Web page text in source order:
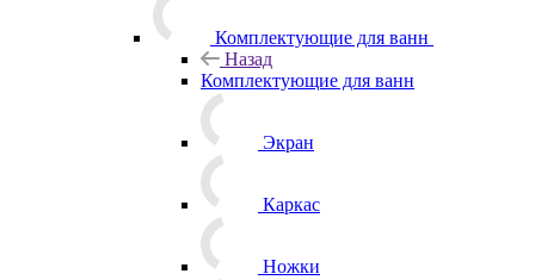
Комплектующие для ванн
Назад
Комплектующие для ванн
Экран
Каркас
Ножки